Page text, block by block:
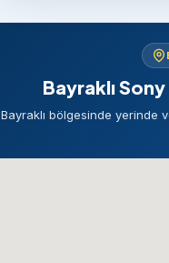
Bayraklı
Bayraklı bölgesinde yerinde